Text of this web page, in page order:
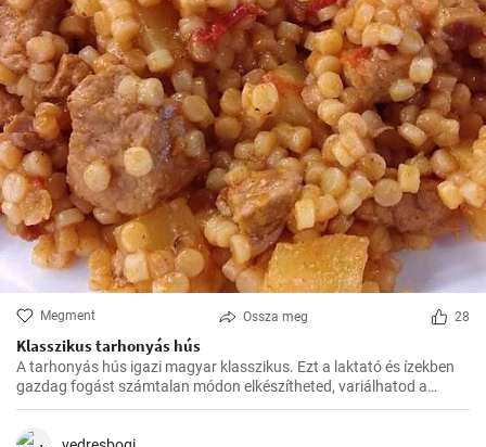
Megment Ossza meg 28
Klasszikus tarhonyás hús
A tarhonyás hús igazi magyar klasszikus. Ezt a laktató és ízekben
gazdag fogást számtalan módon elkészítheted, variálhatod a
húsokat, a zöldségeket ízlés szerint. Jó kísérletezést és jó étvágyat!